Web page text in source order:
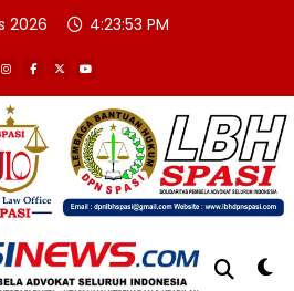
2026 4:23:53 PM